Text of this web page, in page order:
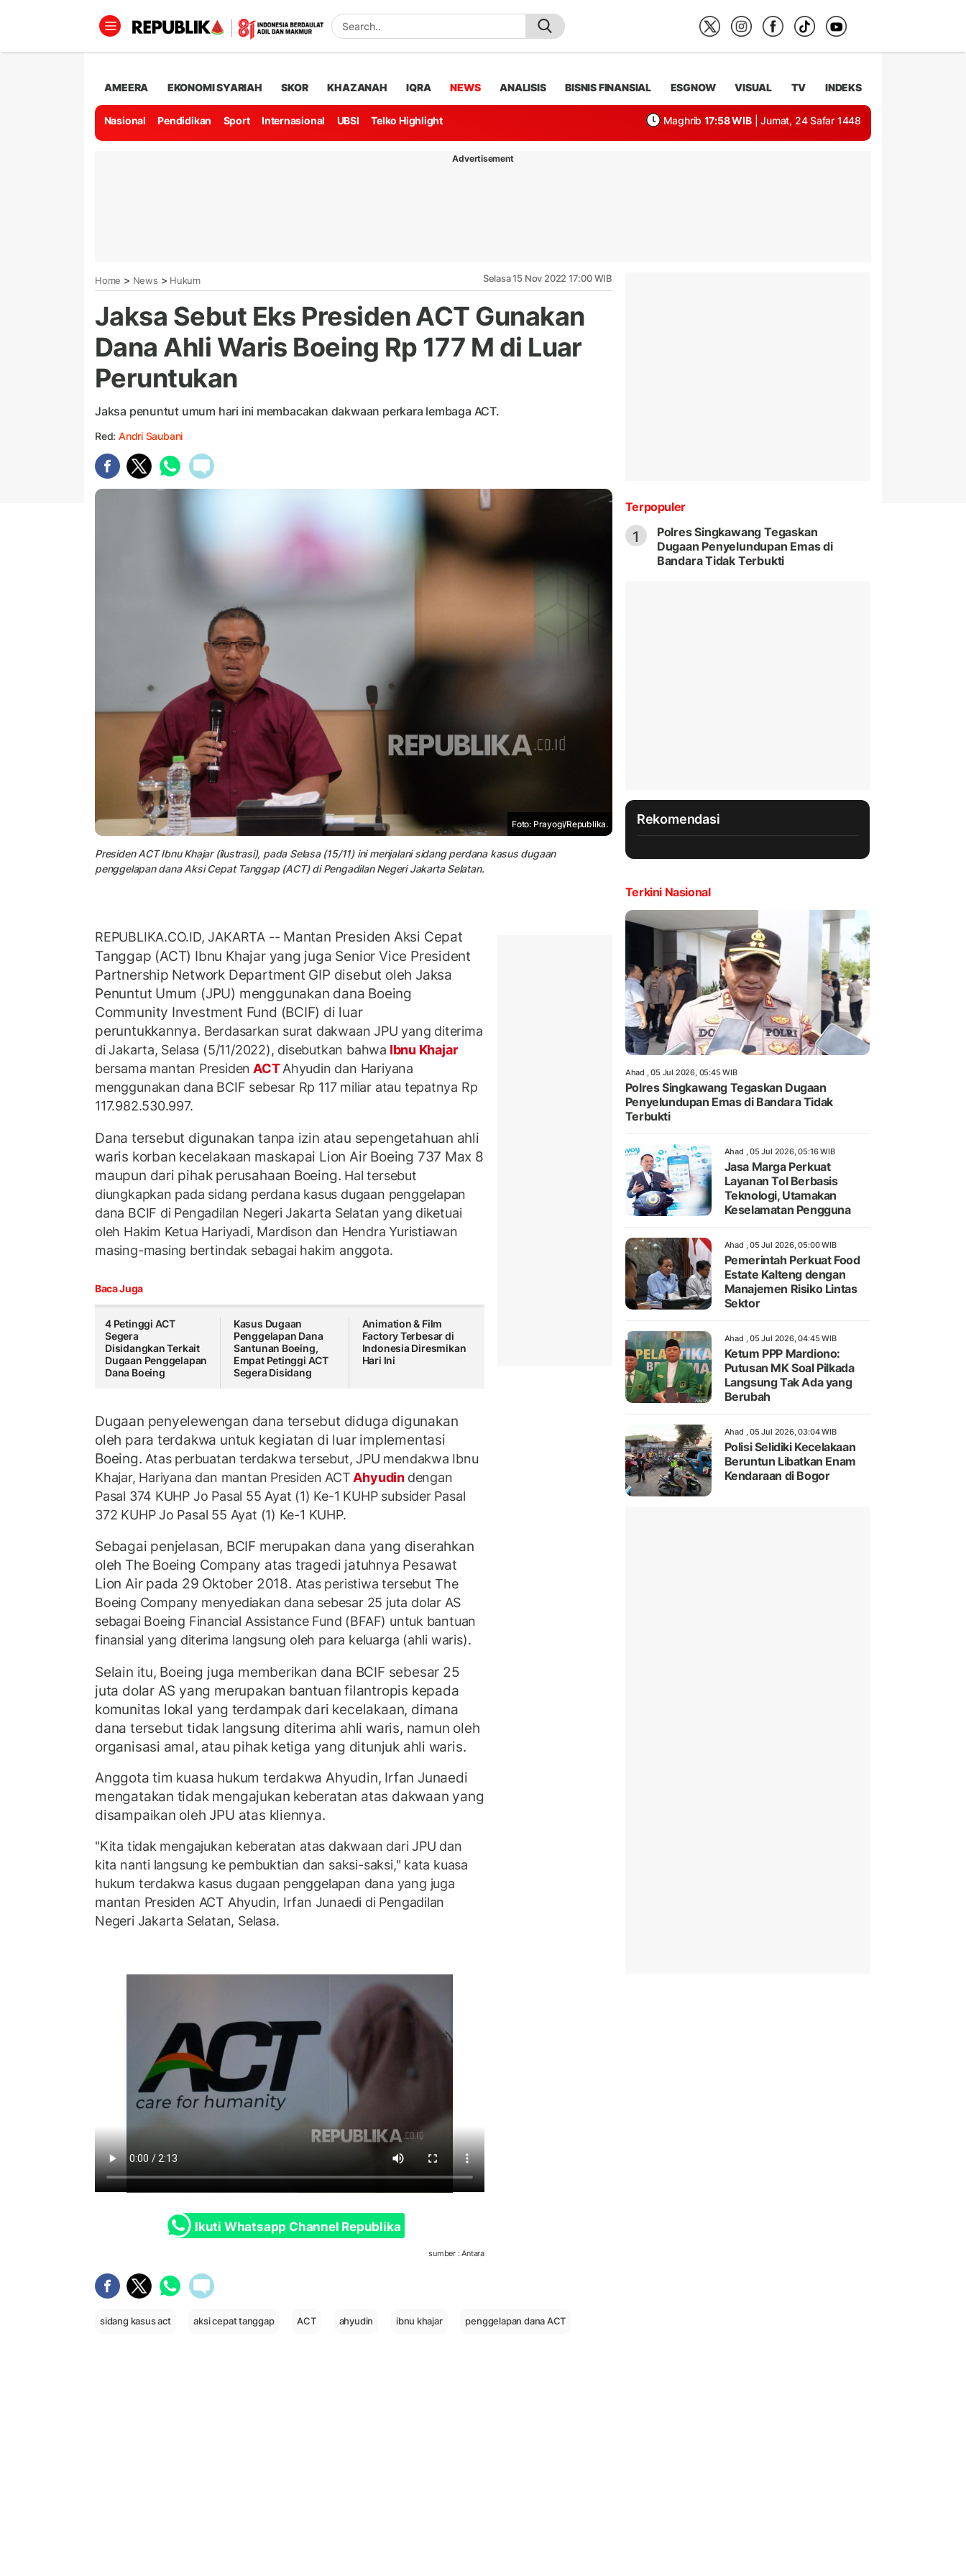
AMEERA EKONOMI SYARIAH SKOR KHAZANAH IQRA NEWS ANALISIS BISNIS FINANSIAL ESGNOW VISUAL TV INDEKS
Nasional Pendidikan Sport Internasional UBSI Telko Highlight Maghrib 17:58 WIB | Jumat, 24 Safar 1448
Advertisement
Home > News > Hukum Selasa 15 Nov 2022 17:00 WIB
Jaksa Sebut Eks Presiden ACT Gunakan
Dana Ahli Waris Boeing Rp 177 M di Luar
Peruntukan
Jaksa penuntut umum hari ini membacakan dakwaan perkara lembaga ACT.
Red: Andri Saubani
Foto: Prayogi/Republika.
Presiden ACT Ibnu Khajar (ilustrasi), pada Selasa (15/11) ini menjalani sidang perdana kasus dugaan
penggelapan dana Aksi Cepat Tanggap (ACT) di Pengadilan Negeri Jakarta Selatan.
REPUBLIKA.CO.ID, JAKARTA -- Mantan Presiden Aksi Cepat
Tanggap (ACT) Ibnu Khajar yang juga Senior Vice President
Partnership Network Department GIP disebut oleh Jaksa
Penuntut Umum (JPU) menggunakan dana Boeing
Community Investment Fund (BCIF) di luar
peruntukkannya. Berdasarkan surat dakwaan JPU yang diterima
di Jakarta, Selasa (5/11/2022), disebutkan bahwa Ibnu Khajar
bersama mantan Presiden ACTAhyudin dan Hariyana
menggunakan dana BCIF sebesar Rp 117 miliar atau tepatnya Rp
117.982.530.997.
Dana tersebut digunakan tanpa izin atau sepengetahuan ahli
waris korban kecelakaan maskapai Lion Air Boeing 737 Max 8
maupun dari pihak perusahaan Boeing. Hal tersebut
diungkapkan pada sidang perdana kasus dugaan penggelapan
dana BCIF di Pengadilan Negeri Jakarta Selatan yang diketuai
oleh Hakim Ketua Hariyadi, Mardison dan Hendra Yuristiawan
masing-masing bertindak sebagai hakim anggota.
Baca Juga
4 Petinggi ACT
Segera
Disidangkan Terkait
Dugaan Penggelapan
Dana Boeing
Kasus Dugaan
Penggelapan Dana
Santunan Boeing,
Empat Petinggi ACT
Segera Disidang
Animation & Film
Factory Terbesar di
Indonesia Diresmikan
Hari Ini
Dugaan penyelewengan dana tersebut diduga digunakan
oleh para terdakwa untuk kegiatan di luar implementasi
Boeing. Atas perbuatan terdakwa tersebut, JPU mendakwa Ibnu
Khajar, Hariyana dan mantan Presiden ACT Ahyudin dengan
Pasal 374 KUHP Jo Pasal 55 Ayat (1) Ke-1 KUHP subsider Pasal
372 KUHP Jo Pasal 55 Ayat (1) Ke-1 KUHP.
Sebagai penjelasan, BCIF merupakan dana yang diserahkan
oleh The Boeing Company atas tragedi jatuhnya Pesawat
Lion Air pada 29 Oktober 2018. Atas peristiwa tersebut The
Boeing Company menyediakan dana sebesar 25 juta dolar AS
sebagai Boeing Financial Assistance Fund (BFAF) untuk bantuan
finansial yang diterima langsung oleh para keluarga (ahli waris).
Selain itu, Boeing juga memberikan dana BCIF sebesar 25
juta dolar AS yang merupakan bantuan filantropis kepada
komunitas lokal yang terdampak dari kecelakaan, dimana
dana tersebut tidak langsung diterima ahli waris, namun oleh
organisasi amal, atau pihak ketiga yang ditunjuk ahli waris.
Anggota tim kuasa hukum terdakwa Ahyudin, Irfan Junaedi
mengatakan tidak mengajukan keberatan atas dakwaan yang
disampaikan oleh JPU atas kliennya.
"Kita tidak mengajukan keberatan atas dakwaan dari JPU dan
kita nanti langsung ke pembuktian dan saksi-saksi," kata kuasa
hukum terdakwa kasus dugaan penggelapan dana yang juga
mantan Presiden ACT Ahyudin, Irfan Junaedi di Pengadilan
Negeri Jakarta Selatan, Selasa.
Ikuti Whatsapp Channel Republika
sumber : Antara
sidang kasus act aksi cepat tanggap ACT ahyudin ibnu khajar penggelapan dana ACT
Terpopuler
1
Polres Singkawang Tegaskan
Dugaan Penyelundupan Emas di
Bandara Tidak Terbukti
Rekomendasi
Terkini Nasional
Ahad , 05 Jul 2026, 05:45 WIB
Polres Singkawang Tegaskan Dugaan
Penyelundupan Emas di Bandara Tidak
Terbukti
Ahad , 05 Jul 2026, 05:16 WIB
Jasa Marga Perkuat
Layanan Tol Berbasis
Teknologi, Utamakan
Keselamatan Pengguna
Ahad , 05 Jul 2026, 05:00 WIB
Pemerintah Perkuat Food
Estate Kalteng dengan
Manajemen Risiko Lintas
Sektor
Ahad , 05 Jul 2026, 04:45 WIB
Ketum PPP Mardiono:
Putusan MK Soal Pilkada
Langsung Tak Ada yang
Berubah
Ahad , 05 Jul 2026, 03:04 WIB
Polisi Selidiki Kecelakaan
Beruntun Libatkan Enam
Kendaraan di Bogor